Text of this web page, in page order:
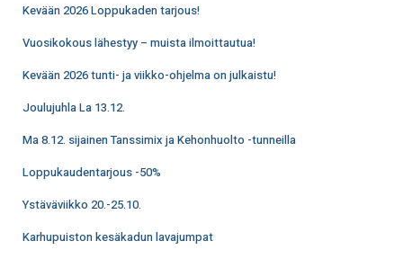
Kevään 2026 Loppukaden tarjous!
Vuosikokous lähestyy – muista ilmoittautua!
Kevään 2026 tunti- ja viikko-ohjelma on julkaistu!
Joulujuhla La 13.12.
Ma 8.12. sijainen Tanssimix ja Kehonhuolto -tunneilla
Loppukaudentarjous -50%
Ystäväviikko 20.-25.10.
Karhupuiston kesäkadun lavajumpat